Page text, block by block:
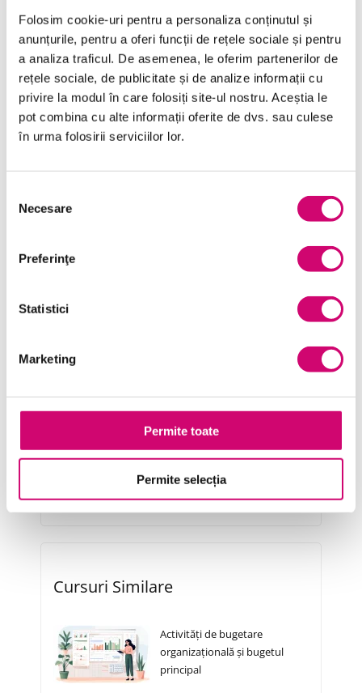
Folosim cookie-uri pentru a personaliza conținutul și
anunțurile, pentru a oferi funcții de rețele sociale și pentru
a analiza traficul. De asemenea, le oferim partenerilor de
rețele sociale, de publicitate și de analize informații cu
privire la modul în care folosiți site-ul nostru. Aceștia le
pot combina cu alte informații oferite de dvs. sau culese
în urma folosirii serviciilor lor.
consimțământului
Necesare
Preferinţe
Statistici
Marketing
Permite toate
Permite selecția
Categorii de Cursuri
Comunicare
Management și Leadership
Project Management
Transformare Digitală
Vânzări și negocieri
Cursuri Similare
Activități de bugetare
organizațională și bugetul
principal